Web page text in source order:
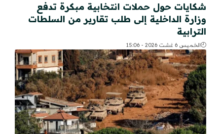
شكايات حول حملات انتخابية مبكرة تدفع
وزارة الداخلية إلى طلب تقارير من السلطات
الترابية
الخميس 6 غشت 2026 - 15:06